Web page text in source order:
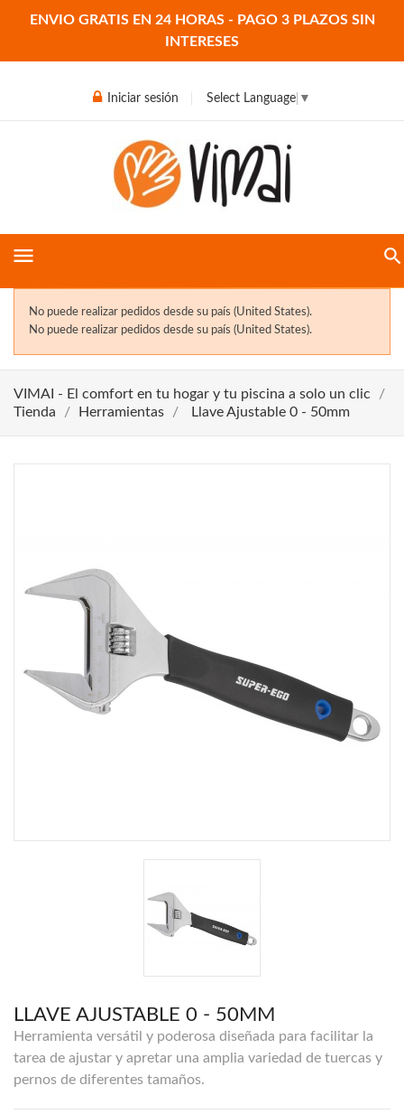
ENVIO GRATIS EN 24 HORAS - PAGO 3 PLAZOS SIN
INTERESES
Iniciar sesión Select Language ▼
menu
No puede realizar pedidos desde su país (United States).
No puede realizar pedidos desde su país (United States).
VIMAI - El comfort en tu hogar y tu piscina a solo un clic
Tienda
Herramientas Llave Ajustable 0 - 50mm
LLAVE AJUSTABLE 0 - 50MM
Herramienta versátil y poderosa diseñada para facilitar la
tarea de ajustar y apretar una amplia variedad de tuercas y
pernos de diferentes tamaños.